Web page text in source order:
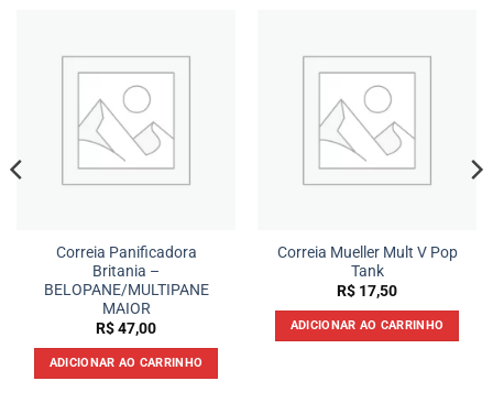
Correia Panificadora
Britania –
BELOPANE/MULTIPANE
MAIOR
R$47,00
ADICIONAR AO CARRINHO
Correia Mueller Mult V Pop
Tank
R$ 17,50
ADICIONAR AO CARRINHO